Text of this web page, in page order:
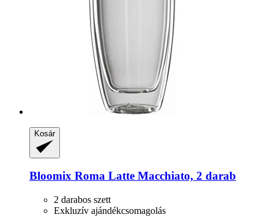
Kosár
Bloomix Roma Latte Macchiato, 2 darab
2 darabos szett
Exkluzív ajándékcsomagolás